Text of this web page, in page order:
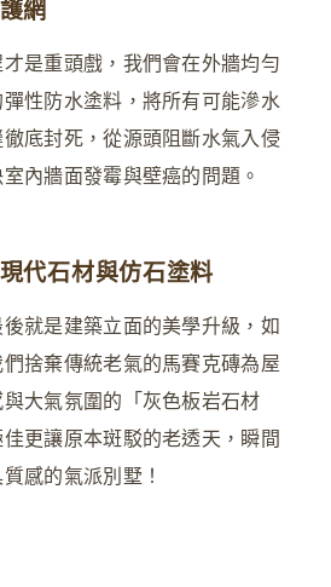
網
是重頭戲，我們會在外牆均勻
性防水塗料，將所有可能滲水
底封死，從源頭阻斷水氣入侵
內牆面發霉與壁癌的問題。
代石材與仿石塗料
就是建築立面的美學升級，如
捨棄傳統老氣的馬賽克磚為屋
大氣氛圍的「灰色板岩石材
更讓原本斑駁的老透天，瞬間
感的氣派別墅！